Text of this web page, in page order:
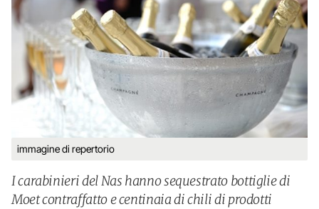
immagine di repertorio
I carabinieri del Nas hanno sequestrato bottiglie di
Moet contraffatto e centinaia di chili di prodotti